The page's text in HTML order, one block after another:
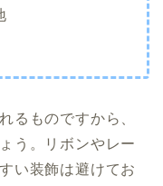
るものですから、
う。リボンやレー
い装飾は避けてお